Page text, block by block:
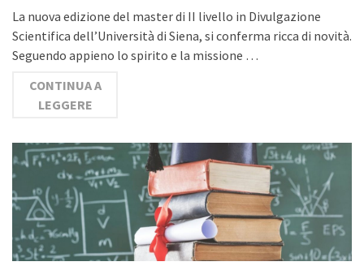
La nuova edizione del master di II livello in Divulgazione
Scientifica dell’Università di Siena, si conferma ricca di novità.
Seguendo appieno lo spirito e la missione …
CONTINUA A
LEGGERE